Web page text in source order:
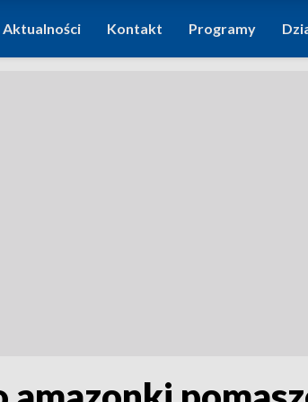
Aktualności Kontakt Programy